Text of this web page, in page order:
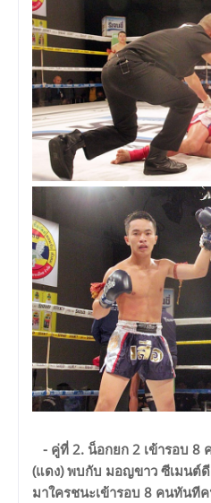
- คู่ที่ 2. น็อกยก 2 เข้ารอบ 8
(แดง) พบกับ มอญขาว ซีเมนต์ดี
มาใครชนะเข้ารอบ 8 คนทันที